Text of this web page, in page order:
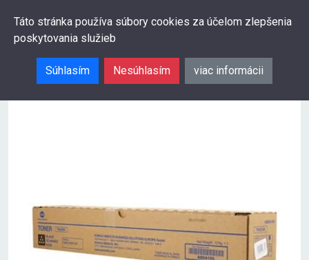
Táto stránka používa súbory cookies za účelom zlepšenia
poskytovania služieb
Súhlasím Nesúhlasím viac informácii